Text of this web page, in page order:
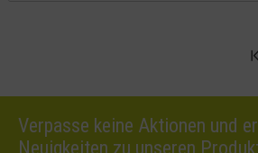
Verpasse keine Aktionen und
Neuigkeiten zu unseren